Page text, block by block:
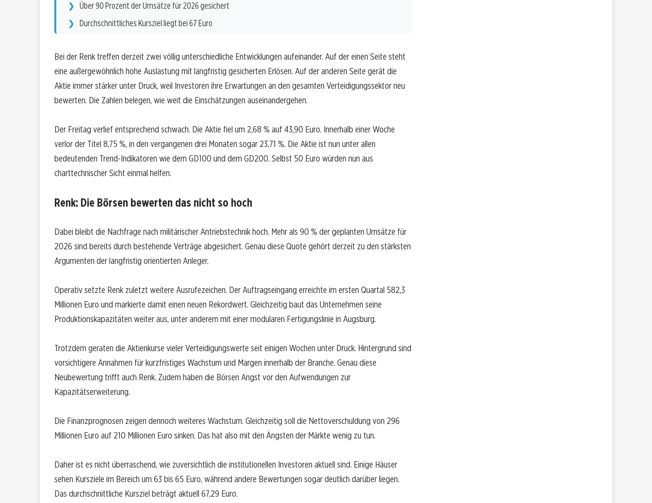
Über 90 Prozent der Umsätze für 2026 gesichert
Durchschnittliches Kursziel liegt bei 67 Euro
Bei der Renk treffen derzeit zwei völlig unterschiedliche Entwicklungen aufeinander. Auf der einen Seite steht
eine außergewöhnlich hohe Auslastung mit langfristig gesicherten Erlösen. Auf der anderen Seite gerät die
Aktie immer stärker unter Druck, weil Investoren ihre Erwartungen an den gesamten Verteidigungssektor neu
bewerten. Die Zahlen belegen, wie weit die Einschätzungen auseinandergehen.
Der Freitag verlief entsprechend schwach. Die Aktie fiel um 2,68 % auf 43,90 Euro. Innerhalb einer Woche
verlor der Titel 8,75 %, in den vergangenen drei Monaten sogar 23,71 %. Die Aktie ist nun unter allen
bedeutenden Trend-Indikatoren wie dem GD100 und dem GD200. Selbst 50 Euro würden nun aus
charttechnischer Sicht einmal helfen.
Renk: Die Börsen bewerten das nicht so hoch
Dabei bleibt die Nachfrage nach militärischer Antriebstechnik hoch. Mehr als 90 % der geplanten Umsätze für
2026 sind bereits durch bestehende Verträge abgesichert. Genau diese Quote gehört derzeit zu den stärksten
Argumenten der langfristig orientierten Anleger.
Operativ setzte Renk zuletzt weitere Ausrufezeichen. Der Auftragseingang erreichte im ersten Quartal 582,3
Millionen Euro und markierte damit einen neuen Rekordwert. Gleichzeitig baut das Unternehmen seine
Produktionskapazitäten weiter aus, unter anderem mit einer modularen Fertigungslinie in Augsburg.
Trotzdem geraten die Aktienkurse vieler Verteidigungswerte seit einigen Wochen unter Druck. Hintergrund sind
vorsichtigere Annahmen für kurzfristiges Wachstum und Margen innerhalb der Branche. Genau diese
Neubewertung trifft auch Renk. Zudem haben die Börsen Angst vor den Aufwendungen zur
Kapazitätserweiterung.
Die Finanzprognosen zeigen dennoch weiteres Wachstum. Gleichzeitig soll die Nettoverschuldung von 296
Millionen Euro auf 210 Millionen Euro sinken. Das hat also mit den Ängsten der Märkte wenig zu tun.
Daher ist es nicht überraschend, wie zuversichtlich die institutionellen Investoren aktuell sind. Einige Häuser
sehen Kursziele im Bereich um 63 bis 65 Euro, während andere Bewertungen sogar deutlich darüber liegen.
Das durchschnittliche Kursziel beträgt aktuell 67,29 Euro.